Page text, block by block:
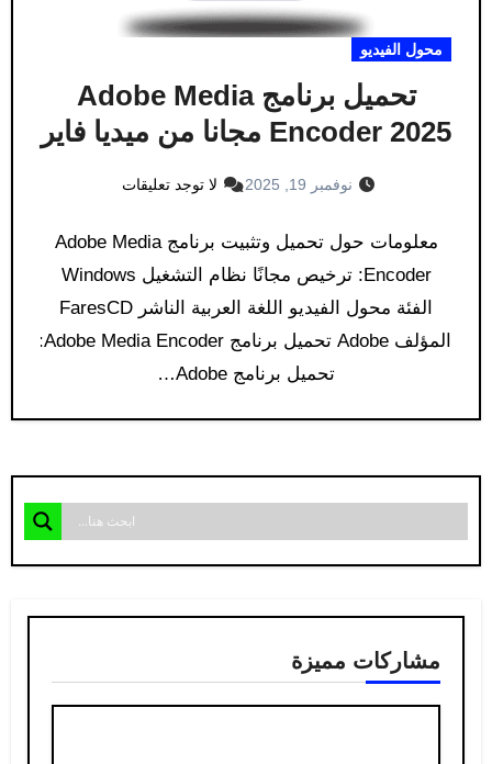
محول الفيديو
تحميل برنامج Adobe Media
Encoder 2025 مجانا من ميديا فاير
نوفمبر 19, 2025 لا توجد تعليقات
معلومات حول تحميل وتثبيت برنامج Adobe Media
Encoder: ترخيص مجانًا نظام التشغيل Windows
الفئة محول الفيديو اللغة العربية الناشر FaresCD
المؤلف Adobe تحميل برنامج Adobe Media Encoder:
تحميل برنامج Adobe…
مشاركات مميزة